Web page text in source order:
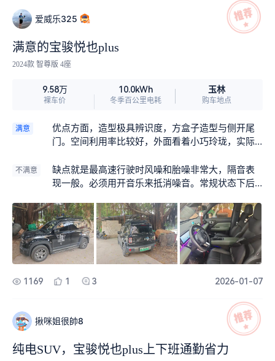
爱威乐325
满意的宝骏悦也plus
2024款 智尊版 4座
9.58万
裸车价
10.0kWh
冬季百公里电耗
玉林
购车地点
满意
优点方面，造型极具辨识度，方盒子造型与侧开尾
门。空间利用率比较好，外面看着小巧玲珑，实际
不满意
缺点就是最高速行驶时风噪和胎噪非常大，隔音表
现一般。必须用开音乐来抵消噪音。常规状态下后
外，外观看轮胎比较小，相对车身有点不协调，不
够霸气侧漏。
1169 1 3 2026-01-07
揪咪姐很帥8
纯电SUV，宝骏悦也plus上下班通勤省力